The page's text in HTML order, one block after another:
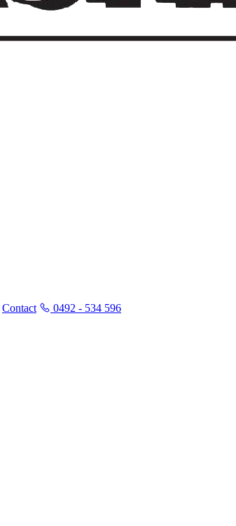
Contact 0492 - 534 596